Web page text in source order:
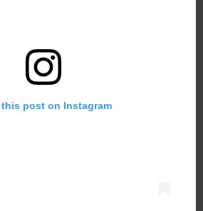
this post on Instagram